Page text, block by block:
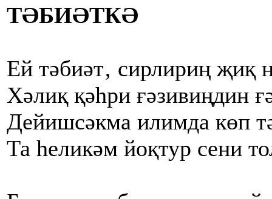
ТӘБИӘТКӘ
Ей тәбиәт‚ сирлириң җиқ
Хәлиқ қәһри ғәзивиңдин
Дейишсәкма илимда көп
Та һеликәм йоқтур сени